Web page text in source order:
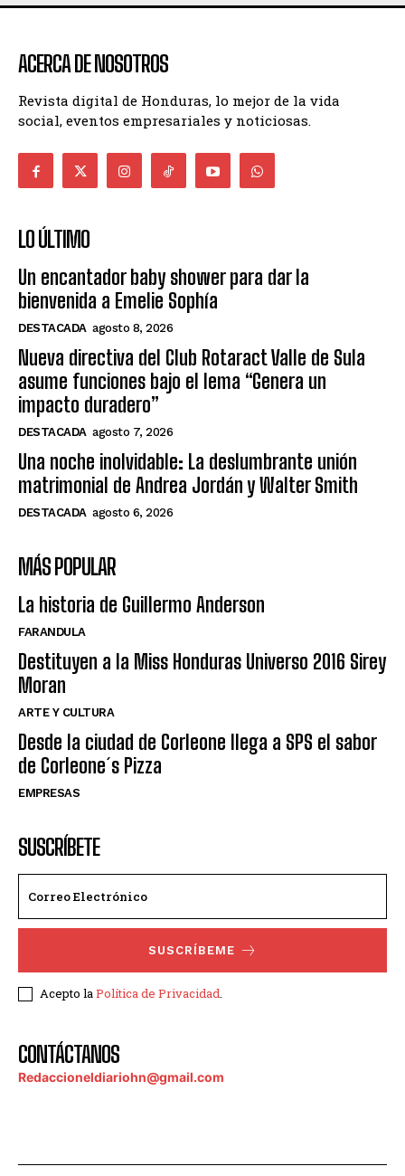
ACERCA DE NOSOTROS
Revista digital de Honduras, lo mejor de la vida
social, eventos empresariales y noticiosas.
LO ÚLTIMO
Un encantador baby shower para dar la
bienvenida a Emelie Sophía
DESTACADA agosto 8, 2026
Nueva directiva del Club Rotaract Valle de Sula
asume funciones bajo el lema “Genera un
impacto duradero”
DESTACADA agosto 7, 2026
Una noche inolvidable: La deslumbrante unión
matrimonial de Andrea Jordán y Walter Smith
DESTACADA agosto 6, 2026
MÁS POPULAR
La historia de Guillermo Anderson
FARANDULA
Destituyen a la Miss Honduras Universo 2016 Sirey
Moran
ARTE Y CULTURA
Desde la ciudad de Corleone llega a SPS el sabor
de Corleone´s Pizza
EMPRESAS
SUSCRÍBETE
SUSCRÍBEME
Acepto laPolítica de Privacidad.
CONTÁCTANOS
Redaccioneldiariohn@gmail.com